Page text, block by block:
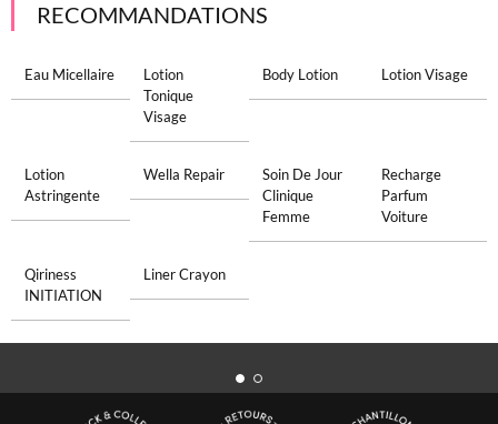
RECOMMANDATIONS
Eau Micellaire
Lotion
Tonique
Visage
Body Lotion Lotion Visage
Lotion
Astringente
Wella Repair
Soin De Jour
Clinique
Femme
Recharge
Parfum
Voiture
Qiriness
INITIATION
Liner Crayon